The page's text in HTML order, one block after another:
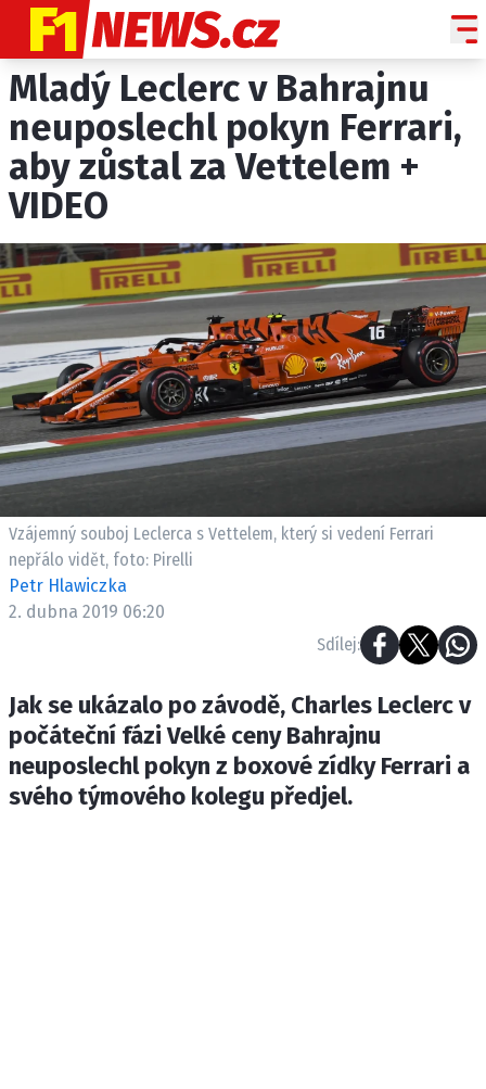
NOVINKY
GRAND PRIX
PADDOCK LINE
PROFILY JEZDCŮ
PROFILY TÝMŮ
ROZHOVORY
OSTATNÍ
SLEDUJTE NÁS NA |
KONTAKT
OSOBNÍ ÚDAJE / COOKIES
Provozovatelem serveru F1NEWS.cz je
INCORP MEDIA GROUP s.r.o., IČ: 118 23 054
Mladý Leclerc v Bahrajnu
neuposlechl pokyn Ferrari,
aby zůstal za Vettelem +
VIDEO
Vzájemný souboj Leclerca s Vettelem, který si vedení Ferrari
nepřálo vidět, foto: Pirelli
Petr Hlawiczka
2. dubna 2019 06:20
Sdílej:
Jak se ukázalo po závodě, Charles Leclerc v
počáteční fázi Velké ceny Bahrajnu
neuposlechl pokyn z boxové zídky Ferrari a
svého týmového kolegu předjel.